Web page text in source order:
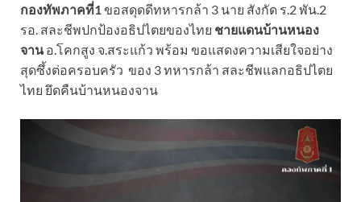
กองทัพภาคที่1ขอสดุดดีทหารกล้า 3 นาย สังกัด ร.2 พัน.2
รอ. สละชีพปกป้องอธิปไตยของไทย ชายแดนบ้านหนอง
จานอ.โคกสูง จ.สระแก้ว พร้อม ขอแสดงความเสียใจอย่าง
สุดซึ้งต่อครอบครัว ของ 3 ทหารกล้า สละชีพแลกอธิปไตย
ไทย ยึดคืนบ้านหนองจาน